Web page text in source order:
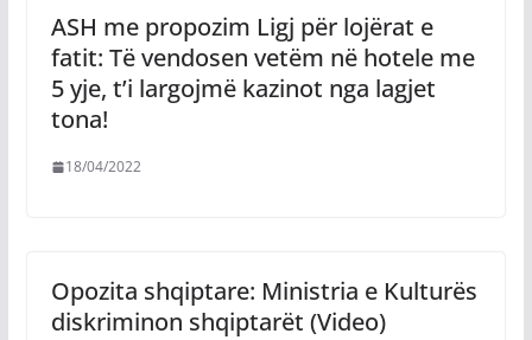
ASH me propozim Ligj për lojërat e
fatit: Të vendosen vetëm në hotele me
5 yje, t’i largojmë kazinot nga lagjet
tona!
18/04/2022
Opozita shqiptare: Ministria e Kulturës
diskriminon shqiptarët (Video)